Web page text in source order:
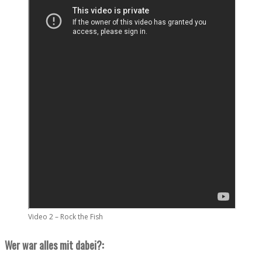
Video 2 – Rock the Fish
Wer war alles mit dabei?: